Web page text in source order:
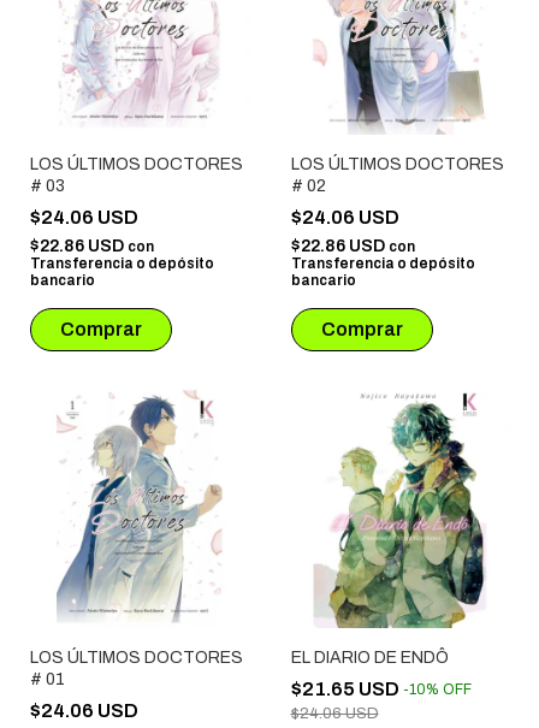
LOS ÚLTIMOS DOCTORES
# 03
$24.06 USD
$22.86 USD con
Transferencia o depósito
bancario
LOS ÚLTIMOS DOCTORES
# 02
$24.06 USD
$22.86 USD con
Transferencia o depósito
bancario
LOS ÚLTIMOS DOCTORES
# 01
$24.06 USD
EL DIARIO DE ENDÔ
$21.65 USD -10% OFF
$24.06 USD